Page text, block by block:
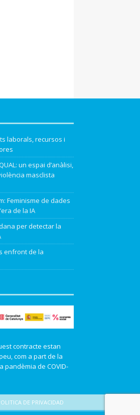
laborals, recursos i
un espai d’anàlisi,
masclista
Feminisme de dades
de la IA
per detectar la
enfront de la
contracte estan
com a part de la
pandèmia de COVID-
DE PRIVACIDAD